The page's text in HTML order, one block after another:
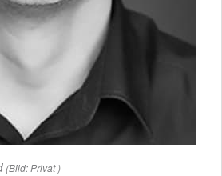
(Bild: Privat )